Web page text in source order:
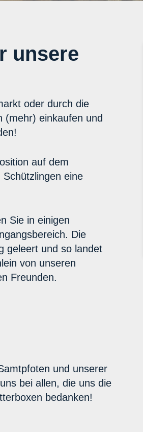
unsere
oder durch die
(mehr) einkaufen und
auf dem
eine
Sie in einigen
Die
geleert und so landet
von unseren
Freunden.
und unserer
bei allen, die uns die
bedanken!